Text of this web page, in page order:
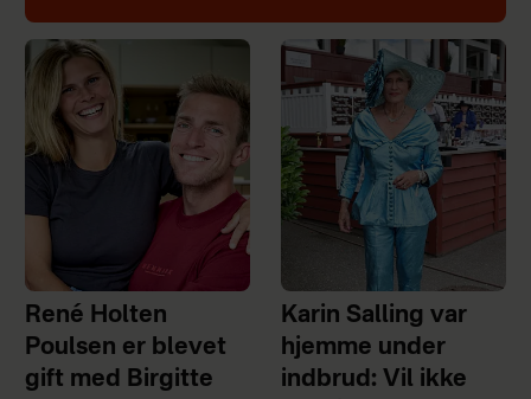
René Holten
Poulsen er blevet
gift med Birgitte
Karin Salling var
hjemme under
indbrud: Vil ikke